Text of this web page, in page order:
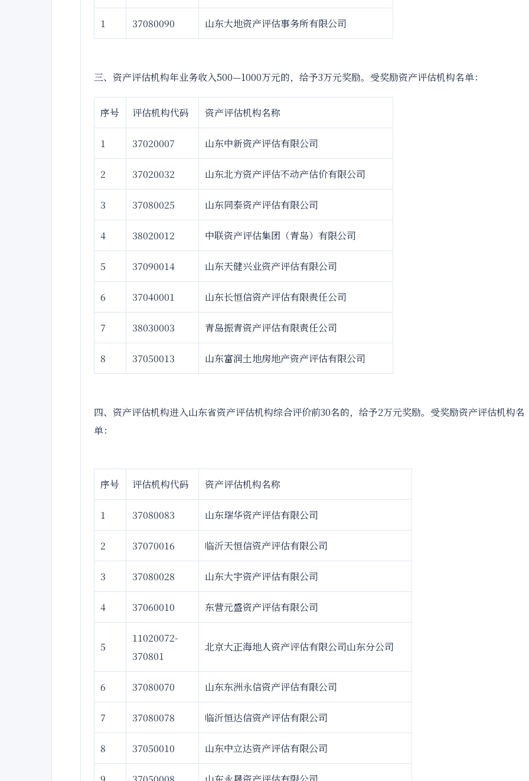
1 37080090 山东大地资产评估事务所有限公司
三、资产评估机构年业务收入500—1000万元的，给予3万元奖励。受奖励资产评估机构名单：
序号 评估机构代码 资产评估机构名称
1 37020007 山东中新资产评估有限公司
2 37020032 山东北方资产评估不动产估价有限公司
3 37080025 山东同泰资产评估有限公司
4 38020012 中联资产评估集团（青岛）有限公司
5 37090014 山东天健兴业资产评估有限公司
6 37040001 山东长恒信资产评估有限责任公司
7 38030003 青岛振青资产评估有限责任公司
8 37050013 山东富润土地房地产资产评估有限公司
四、资产评估机构进入山东省资产评估机构综合评价前30名的，给予2万元奖励。受奖励资产评估机构名
单：
序号 评估机构代码 资产评估机构名称
1 37080083 山东瑞华资产评估有限公司
2 37070016 临沂天恒信资产评估有限公司
3 37080028 山东大宇资产评估有限公司
4 37060010 东营元盛资产评估有限公司
5
11020072-
370801
北京大正海地人资产评估有限公司山东分公司
6 37080070 山东东洲永信资产评估有限公司
7 37080078 临沂恒达信资产评估有限公司
8 37050010 山东中立达资产评估有限公司